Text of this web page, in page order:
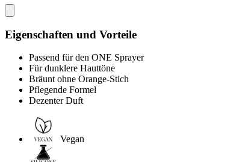
Eigenschaften und Vorteile
Passend für den ONE Sprayer
Für dunklere Hauttöne
Bräunt ohne Orange-Stich
Pflegende Formel
Dezenter Duft
Vegan